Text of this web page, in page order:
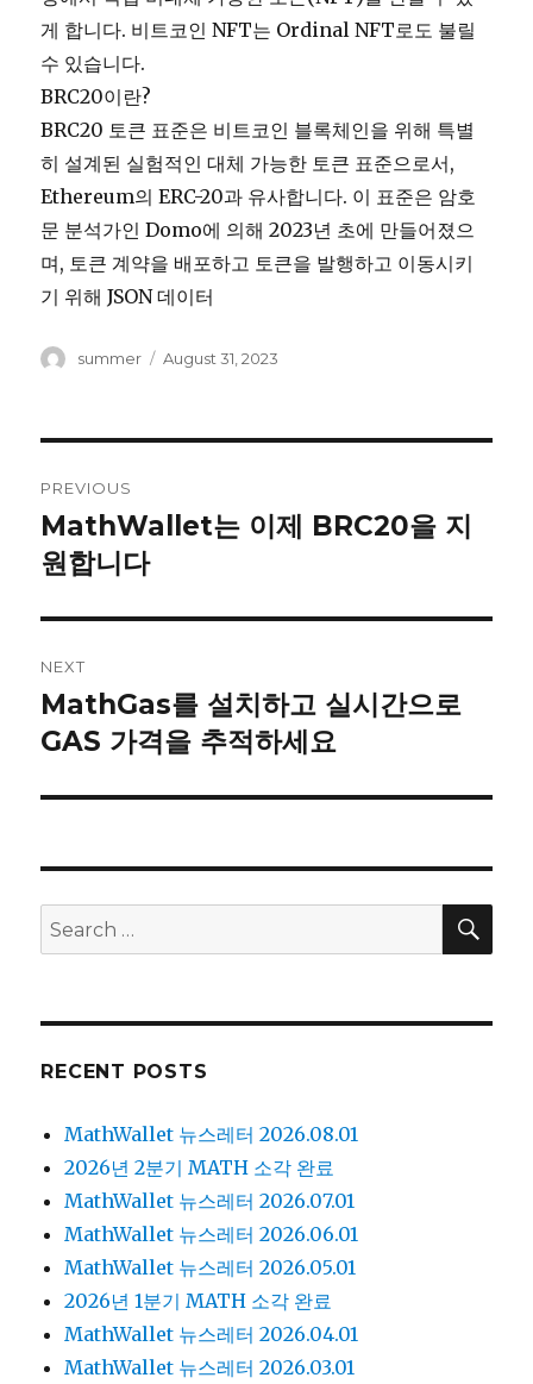
게 합니다. 비트코인 NFT는 Ordinal NFT로도 불릴
수 있습니다.
BRC20이란?
BRC20 토큰 표준은 비트코인 블록체인을 위해 특별
히 설계된 실험적인 대체 가능한 토큰 표준으로서,
Ethereum의 ERC-20과 유사합니다. 이 표준은 암호
문 분석가인 Domo에 의해 2023년 초에 만들어졌으
며, 토큰 계약을 배포하고 토큰을 발행하고 이동시키
기 위해 JSON 데이터
Author
summer
Posted
August 31, 2023
navigation
PREVIOUS
Previous
post:
MathWallet는 이제 BRC20을 지
원합니다
NEXT
Next
post:
MathGas를 설치하고 실시간으로
GAS 가격을 추적하세요
Search
for:
RECENT POSTS
MathWallet 뉴스레터 2026.08.01
2026년 2분기 MATH 소각 완료
MathWallet 뉴스레터 2026.07.01
MathWallet 뉴스레터 2026.06.01
MathWallet 뉴스레터 2026.05.01
2026년 1분기 MATH 소각 완료
MathWallet 뉴스레터 2026.04.01
MathWallet 뉴스레터 2026.03.01